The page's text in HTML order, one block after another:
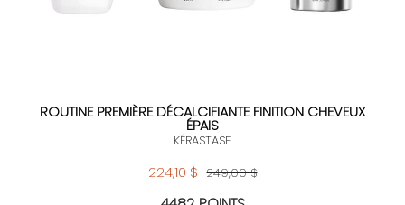
ROUTINE PREMIÈRE DÉCALCIFIANTE FINITION CHEVEUX
ÉPAIS
KÉRASTASE
224,10 $ 249,00 $